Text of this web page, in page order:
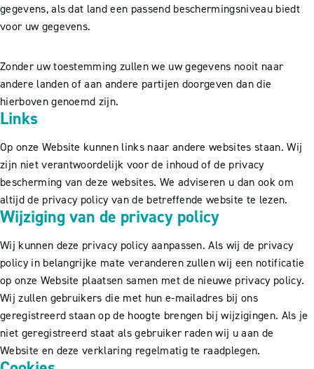
gegevens, als dat land een passend beschermingsniveau biedt
voor uw gegevens.
Zonder uw toestemming zullen we uw gegevens nooit naar
andere landen of aan andere partijen doorgeven dan die
hierboven genoemd zijn.
Links
Op onze Website kunnen links naar andere websites staan. Wij
zijn niet verantwoordelijk voor de inhoud of de privacy
bescherming van deze websites. We adviseren u dan ook om
altijd de privacy policy van de betreffende website te lezen.
Wijziging van de privacy policy
Wij kunnen deze privacy policy aanpassen. Als wij de privacy
policy in belangrijke mate veranderen zullen wij een notificatie
op onze Website plaatsen samen met de nieuwe privacy policy.
Wij zullen gebruikers die met hun e-mailadres bij ons
geregistreerd staan op de hoogte brengen bij wijzigingen. Als je
niet geregistreerd staat als gebruiker raden wij u aan de
Website en deze verklaring regelmatig te raadplegen.